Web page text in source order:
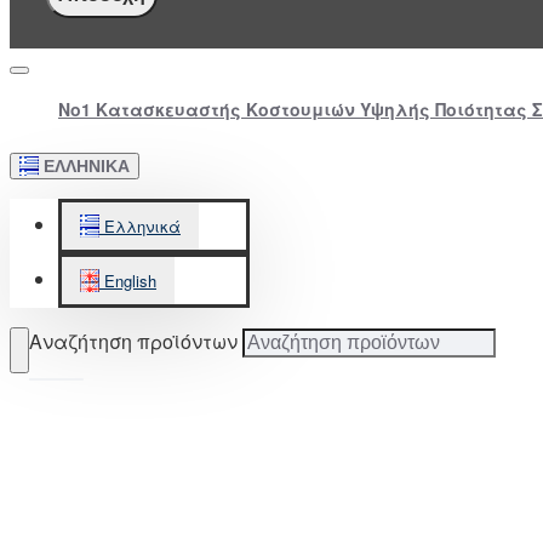
Νο1 Κατασκευαστής Κοστουμιών Υψηλής Ποιότητας
ΕΛΛΗΝΙΚΆ
Ελληνικά
English
Αναζήτηση προϊόντων